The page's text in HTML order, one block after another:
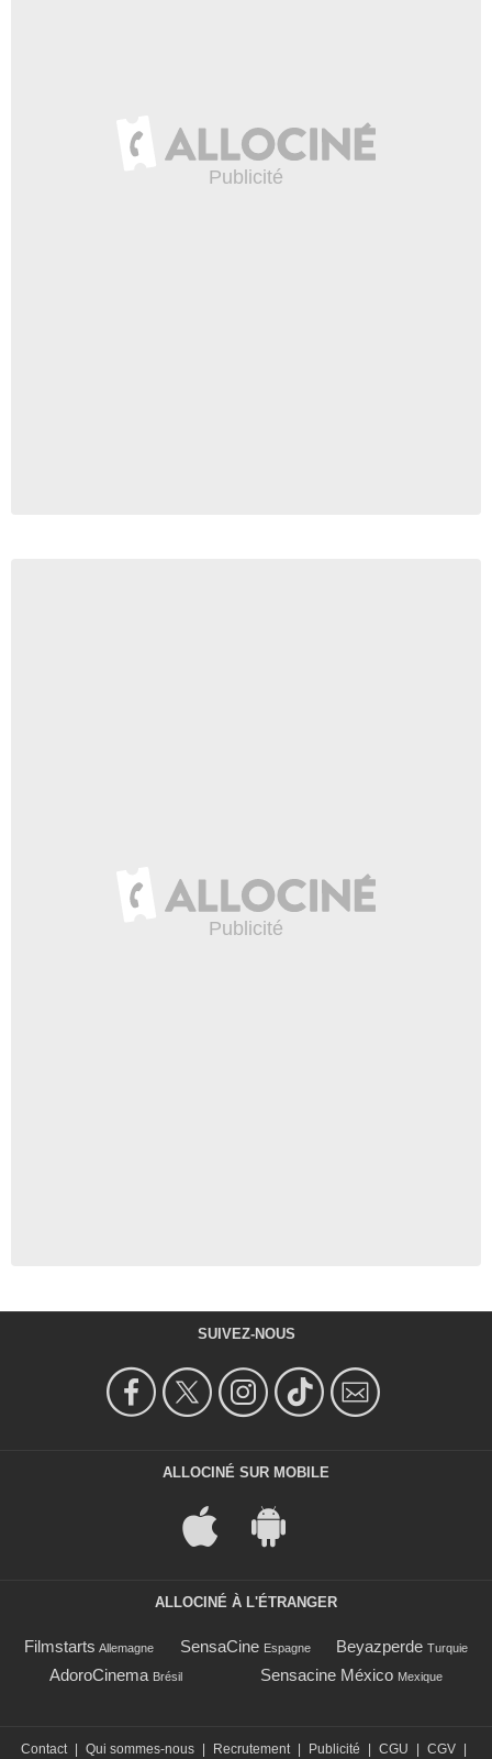
SUIVEZ-NOUS
ALLOCINÉ SUR MOBILE
ALLOCINÉ À L'ÉTRANGER
Filmstarts Allemagne SensaCine Espagne Beyazperde Turquie
AdoroCinema Brésil Sensacine México Mexique
Contact Qui sommes-nous Recrutement Publicité CGU CGV